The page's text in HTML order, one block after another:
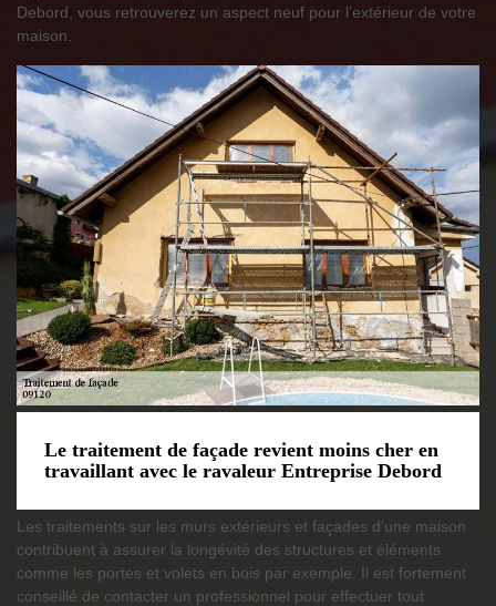
Debord, vous retrouverez un aspect neuf pour l’extérieur de votre
maison.
Le traitement de façade revient moins cher en
travaillant avec le ravaleur Entreprise Debord
Les traitements sur les murs extérieurs et façades d’une maison
contribuent à assurer la longévité des structures et éléments
comme les portes et volets en bois par exemple. Il est fortement
conseillé de contacter un professionnel pour effectuer tout